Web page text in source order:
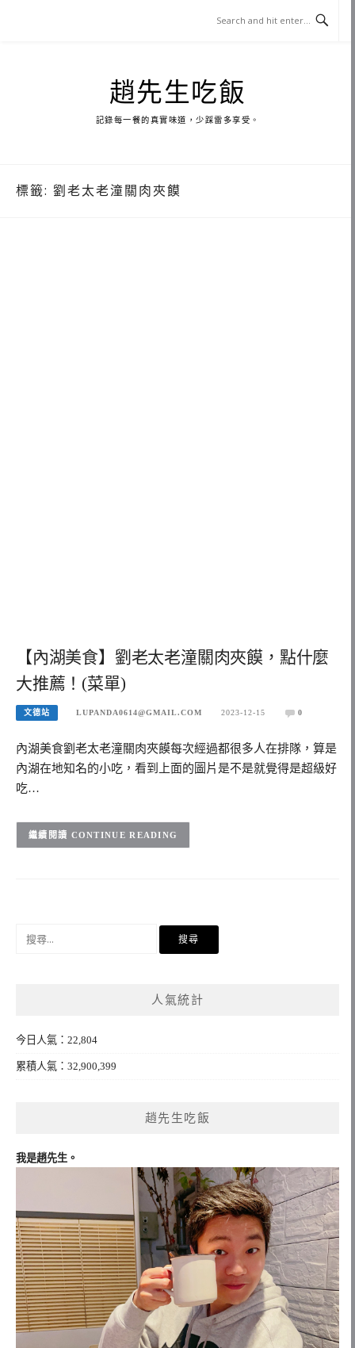
趙先生吃飯
記錄每一餐的真實味道，少踩雷多享受。
標籤: 劉老太老潼關肉夾饃
【內湖美食】劉老太老潼關肉夾饃，點什麼
大推薦！(菜單)
文德站 LUPANDA0614@GMAIL.COM 2023-12-15 0
內湖美食劉老太老潼關肉夾饃每次經過都很多人在排隊，算是
內湖在地知名的小吃，看到上面的圖片是不是就覺得是超級好
吃…
CONTINUE READING
人氣統計
今日人氣：22,804
累積人氣：32,900,399
趙先生吃飯
我是趙先生。